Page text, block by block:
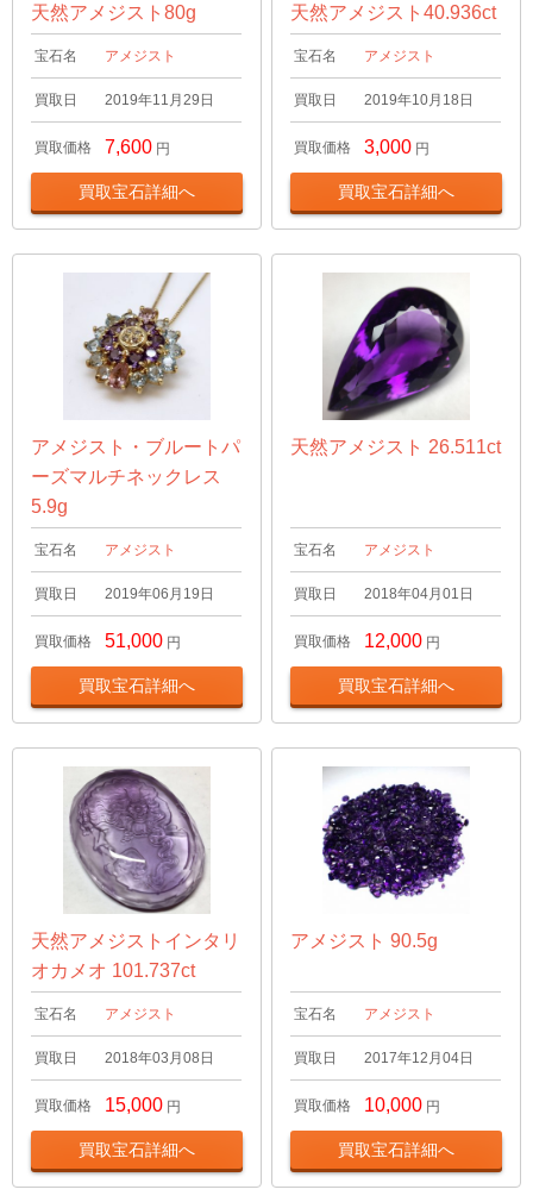
天然アメジスト80g
宝石名 アメジスト
買取日 2019年11月29日
買取価格 7,600 円
買取宝石詳細へ
天然アメジスト40.936ct
宝石名 アメジスト
買取日 2019年10月18日
買取価格 3,000 円
買取宝石詳細へ
アメジスト・ブルートパ
ーズマルチネックレス
5.9g
宝石名 アメジスト
買取日 2019年06月19日
買取価格 51,000 円
買取宝石詳細へ
天然アメジスト 26.511ct
宝石名 アメジスト
買取日 2018年04月01日
買取価格 12,000 円
買取宝石詳細へ
天然アメジストインタリ
オカメオ 101.737ct
宝石名 アメジスト
買取日 2018年03月08日
買取価格 15,000 円
買取宝石詳細へ
アメジスト 90.5g
宝石名 アメジスト
買取日 2017年12月04日
買取価格 10,000 円
買取宝石詳細へ